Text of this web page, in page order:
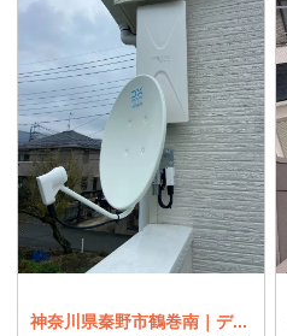
神奈川県秦野市鶴巻南｜デ...